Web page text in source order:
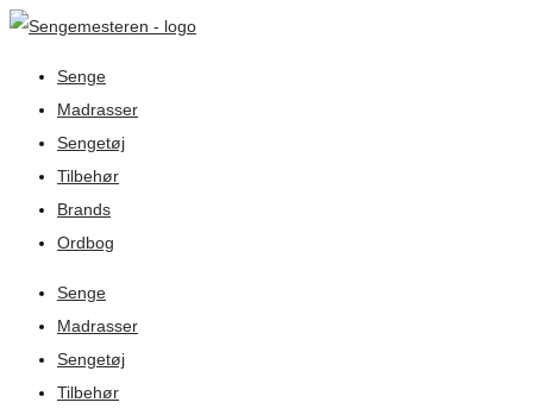
Senge
Madrasser
Sengetøj
Tilbehør
Brands
Ordbog
Senge
Madrasser
Sengetøj
Tilbehør